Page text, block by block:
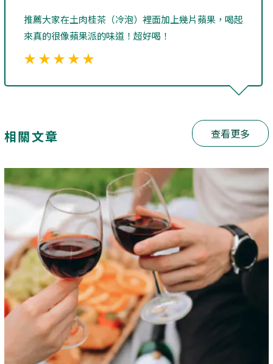
推薦大家在土肉桂茶（冷泡）裡面加上幾片蘋果，喝起
來真的很像蘋果派的味道！超好喝！
★ ★ ★ ★ ★
相關文章 查看更多